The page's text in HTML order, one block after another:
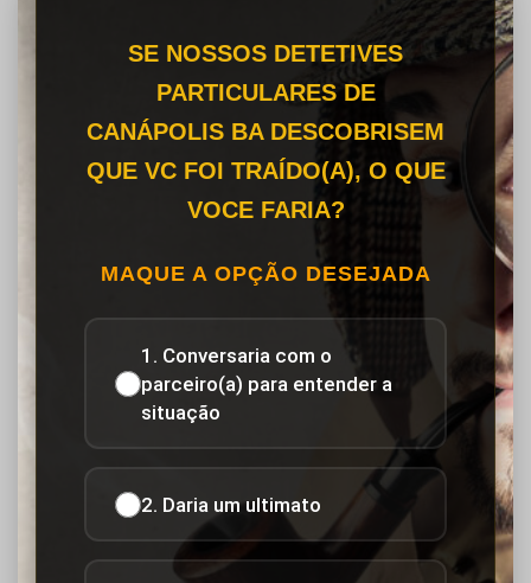
SE NOSSOS DETETIVES
PARTICULARES DE
CANÁPOLIS BA DESCOBRISEM
QUE VC FOI TRAÍDO(A), O QUE
VOCE FARIA?
MAQUE A OPÇÃO DESEJADA
1. Conversaria com o
parceiro(a) para entender a
situação
2. Daria um ultimato